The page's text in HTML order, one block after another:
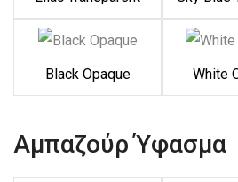
Black Opaque White
Αμπαζούρ Ύφασμα